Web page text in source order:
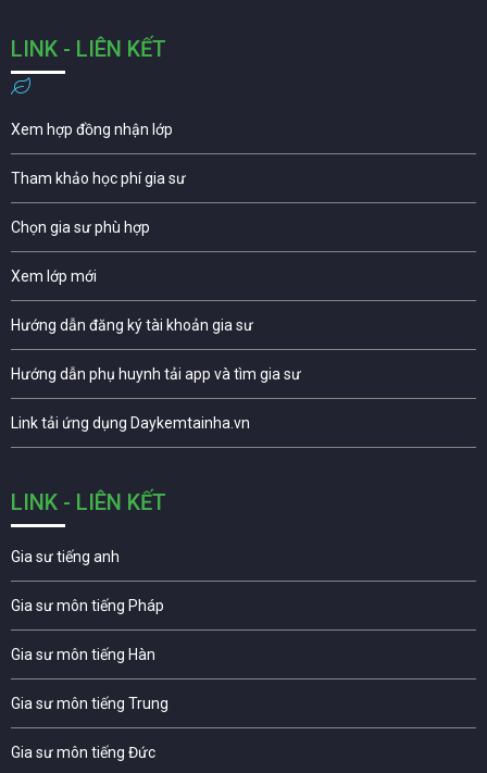
LINK - LIÊN KẾT
Xem hợp đồng nhận lớp
Tham khảo học phí gia sư
Chọn gia sư phù hợp
Xem lớp mới
Hướng dẫn đăng ký tài khoản gia sư
Hướng dẫn phụ huynh tải app và tìm gia sư
Link tải ứng dụng Daykemtainha.vn
LINK - LIÊN KẾT
Gia sư tiếng anh
Gia sư môn tiếng Pháp
Gia sư môn tiếng Hàn
Gia sư môn tiếng Trung
Gia sư môn tiếng Đức